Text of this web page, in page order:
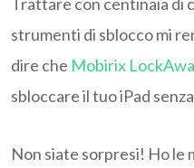
strumenti di sblocco mi
dire che Mobirix
sbloccare il tuo iPad
Non siate sorpresi! Ho le